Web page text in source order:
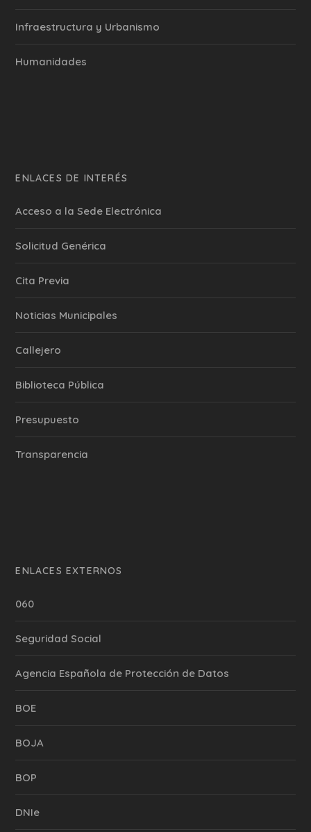
Infraestructura y Urbanismo
Humanidades
ENLACES DE INTERÉS
Acceso a la Sede Electrónica
Solicitud Genérica
Cita Previa
‎Noticias Municipales
Callejero
Biblioteca Pública
Presupuesto
Transparencia
ENLACES EXTERNOS
060
Seguridad Social
Agencia Española de Protección de Datos
BOE
BOJA
BOP
DNIe